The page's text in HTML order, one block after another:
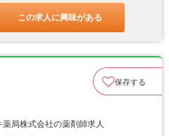
この求人に興味がある
保存する
局株式会社の薬剤師求人